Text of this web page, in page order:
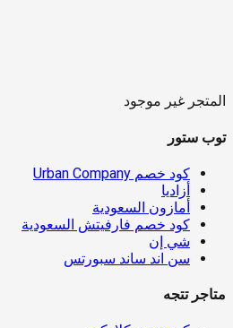
المتجر غير موجود
توب ستور
كود خصم Urban Company
أزاديا
أمازون السعودية
كود خصم فارفيتش السعودية
شي إن
سن اند ساند سبورتس
متاجر تتجه